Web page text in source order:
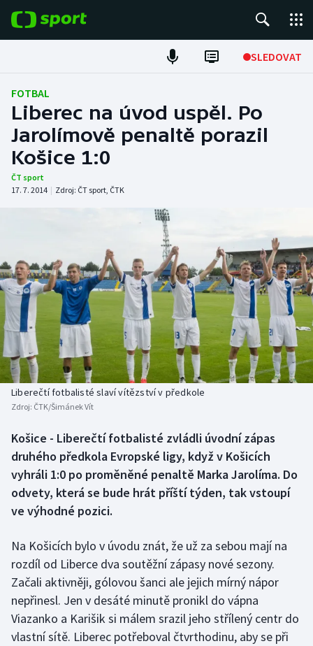
SLEDOVAT
Fotbal
Hokej
Tenis
Atletika
DALŠÍ SPORTY
Americký fotbal
Baseball a softbal
Basketbal
Biatlon
Box
Curling
Florbal
Futsal
Golf
NEPŘEHLÉDNĚTE
Soutěže
Historické návraty
Aplikace ČT sport
FOTBAL
Liberec na úvod uspěl. Po
Jarolímově penaltě porazil
Košice 1:0
ČT sport
17. 7. 2014 | Zdroj: ČT sport, ČTK
Liberečtí fotbalisté slaví vítězství v předkole
Zdroj: ČTK/Šimánek Vít
Košice - Liberečtí fotbalisté zvládli úvodní zápas
druhého předkola Evropské ligy, když v Košicích
vyhráli 1:0 po proměněné penaltě Marka Jarolíma. Do
odvety, která se bude hrát příští týden, tak vstoupí
ve výhodné pozici.
Na Košicích bylo v úvodu znát, že už za sebou mají na
rozdíl od Liberce dva soutěžní zápasy nové sezony.
Začali aktivněji, gólovou šanci ale jejich mírný nápor
nepřinesl. Jen v desáté minutě pronikl do vápna
Viazanko a Karišik si málem srazil jeho střílený centr do
vlastní sítě. Liberec potřeboval čtvrthodinu, aby se při